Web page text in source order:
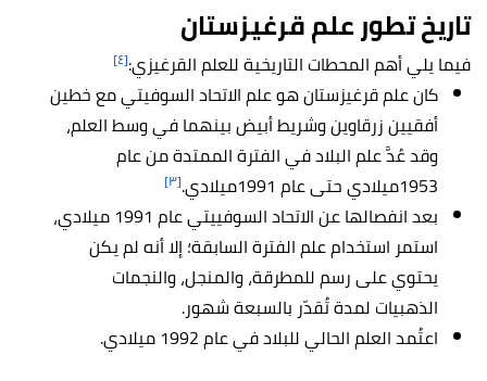
تاريخ تطور علم قرغيزستان
فيما يلي أهم المحطات التاريخية للعلم القرغيزي:[٤]
كان علمقرغيزستانهو علم الاتحاد السوفيتي مع خطين
أفقيين زرقاوين وشريط أبيض بينهما في وسط العلم،
وقد عُدَّ علم البلاد في الفترة الممتدة من عام
1953ميلادي حتى عام 1991ميلادي.
[٣]
بعد انفصالها عن الاتحاد السوفييتي عام 1991 ميلادي،
استمر استخدام علم الفترة السابقة؛ إلا أنه لم يكن
يحتوي على رسم للمطرقة، والمنجل، والنجمات
الذهبيات لمدة تُقدّر بالسبعة شهور.
اعتُمد العلم الحالي للبلاد في عام 1992 ميلادي.